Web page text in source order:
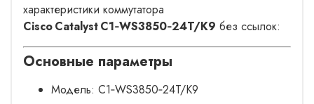
характеристики коммутатора
Cisco Catalyst C1‑WS3850‑24T/K9 без ссылок:
Основные параметры
Модель: C1‑WS3850‑24T/K9